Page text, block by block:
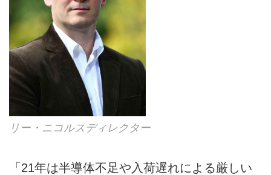
リー・ニコルスディレクター
「21年は半導体不足や入荷遅れによる厳しい